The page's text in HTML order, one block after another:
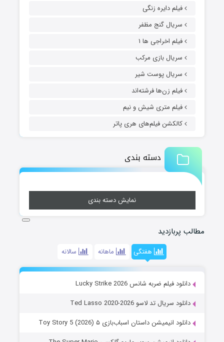
فیلم دایره زنگی
سریال گنج مظفر
فیلم اخراجی ها ۱
سریال بازی مرکب
سریال پوست شیر
فیلم زن‌ها فرشته‌اند
فیلم متری شیش و نیم
کالکشن فیلم‌های هری پاتر
دسته بندی
نمایش دسته بندی
مطالب پربازدید
هفتگی ماهانه سالانه
دانلود فیلم ضربه شانس Lucky Strike 2026
دانلود سریال تد لاسو Ted Lasso 2020-2026
دانلود انیمیشن داستان اسباب‌بازی ۵ Toy Story 5 (2026)